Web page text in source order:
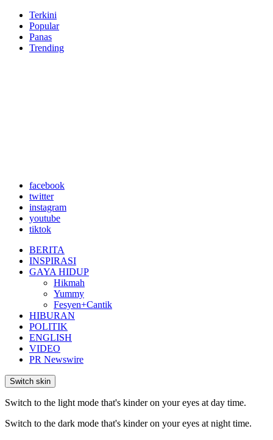
Terkini
Popular
Panas
Trending
facebook
twitter
instagram
youtube
tiktok
BERITA
INSPIRASI
GAYA HIDUP
Hikmah
Yummy
Fesyen+Cantik
HIBURAN
POLITIK
ENGLISH
VIDEO
PR Newswire
Switch skin
Switch to the light mode that's kinder on your eyes at day time.
Switch to the dark mode that's kinder on your eyes at night time.